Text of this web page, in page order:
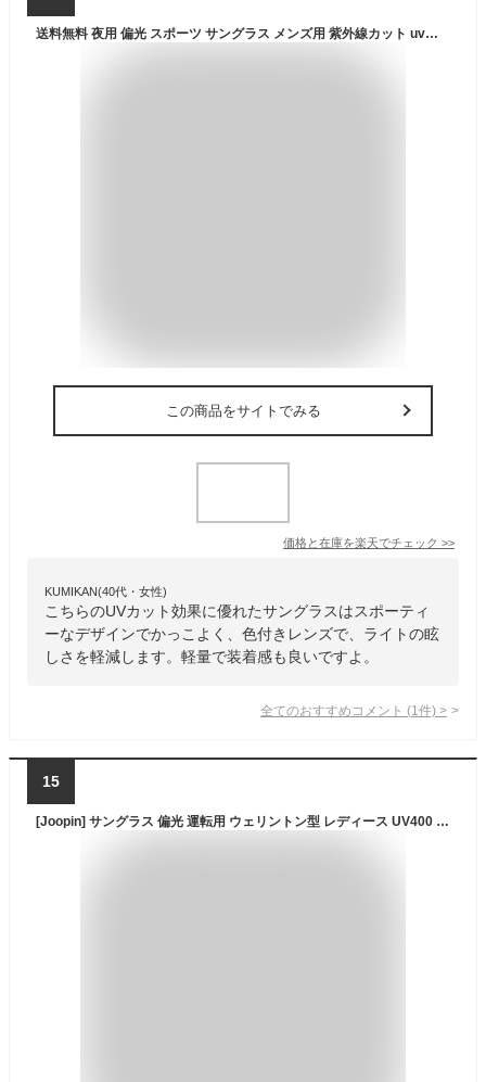
送料無料 夜用 偏光 スポーツ サングラス メンズ用 紫外線カット uvカット 男 男性 ノンブランド 運転 夜間走行 ドライブ 釣り 運転用 自動車 サングラス 鼻パッド 調整 シンプル 軽量 日常 普段使い デイリー 色付き イエロー 黄色 カラーレンズ 対向車のライト spmgn-yl
この商品をサイトでみる
価格と在庫を楽天でチェック >>
KUMIKAN(40代・女性)
こちらのUVカット効果に優れたサングラスはスポーティ
ーなデザインでかっこよく、色付きレンズで、ライトの眩
しさを軽減します。軽量で装着感も良いですよ。
全てのおすすめコメント (1 件) >
15
[Joopin] サングラス 偏光 運転用 ウェリントン型 レディース UV400 紫外線カット スポーツ 自転車 釣り 登山用 sunglasses for men women(グラデーションブラウン)